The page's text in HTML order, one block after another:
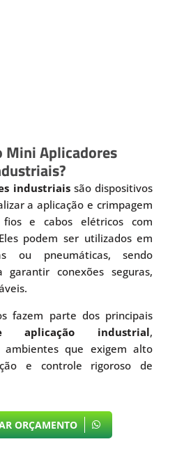
Mini Aplicadores
industriaissão dispositivos
a aplicação e crimpagem
e cabos elétricos com
podem ser utilizados em
ou pneumáticas, sendo
garantir conexões seguras,
fazem parte dos principais
aplicação industrial,
ambientes que exigem alto
e controle rigoroso de
ORÇAMENTO